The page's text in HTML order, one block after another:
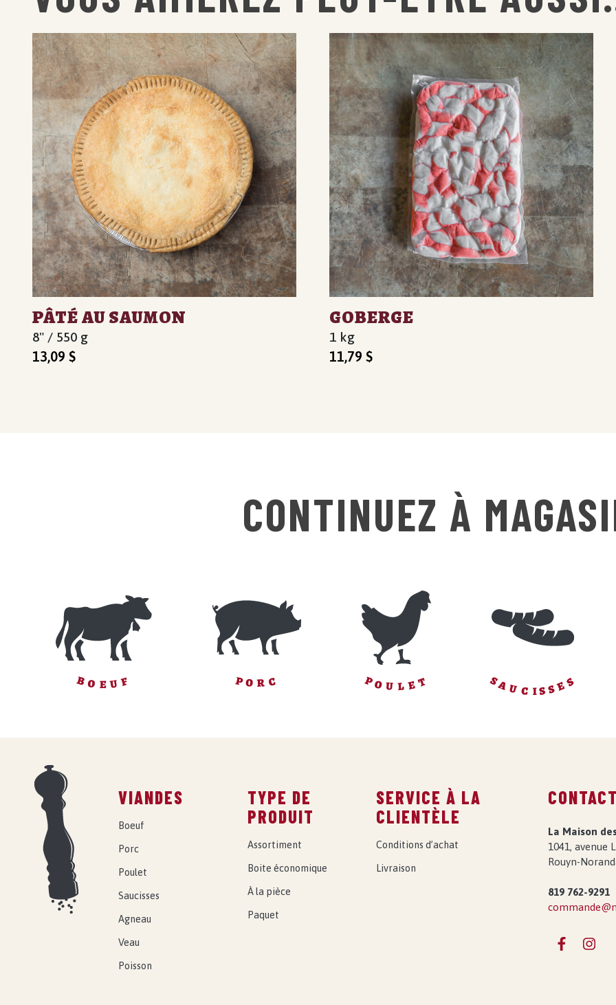
PÂTÉ AU SAUMON
8" / 550 g
13,09 $
GOBERGE
1 kg
11,79 $
CONTINUEZ À
BO EU F PO R C POU L ET SAU C ISSES
VIANDES
Boeuf
Porc
Poulet
Saucisses
Agneau
Veau
Poisson
TYPE DE
PRODUIT
Assortiment
Boite économique
À la pièce
Paquet
SERVICE À LA
CLIENTÈLE
Conditions d’achat
Livraison
La Maison
1041, avenue
Rouyn-
819 762-9291